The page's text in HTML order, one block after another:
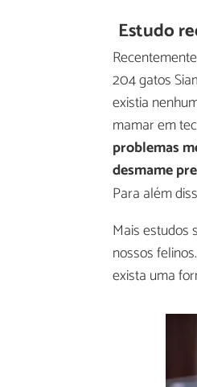
Estudo
204 gatos
existia
mamar em
problemas
desmame
Para além
Mais estudos
nossos
exista uma